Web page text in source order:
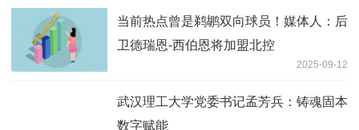
当前热点曾是鹈鹕双向球员！媒体人：后
卫德瑞恩-西伯恩将加盟北控
2025-09-12
武汉理工大学党委书记孟芳兵：铸魂固本
数字赋能